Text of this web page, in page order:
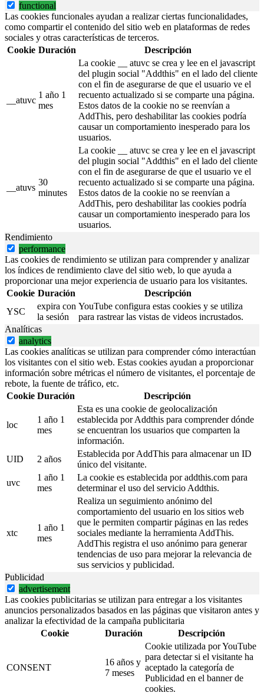
functional
Las cookies funcionales ayudan a realizar ciertas funcionalidades,
como compartir el contenido del sitio web en plataformas de redes
sociales y otras características de terceros.
Cookie Duración Descripción
__atuvc
1 año 1
mes
La cookie __ atuvc se crea y lee en el javascript
del plugin social "Addthis" en el lado del cliente
con el fin de asegurarse de que el usuario ve el
recuento actualizado si se comparte una página.
Estos datos de la cookie no se reenvían a
AddThis, pero deshabilitar las cookies podría
causar un comportamiento inesperado para los
usuarios.
__atuvs
30
minutes
La cookie __ atuvc se crea y lee en el javascript
del plugin social "Addthis" en el lado del cliente
con el fin de asegurarse de que el usuario ve el
recuento actualizado si se comparte una página.
Estos datos de la cookie no se reenvían a
AddThis, pero deshabilitar las cookies podría
causar un comportamiento inesperado para los
usuarios.
Rendimiento
performance
Las cookies de rendimiento se utilizan para comprender y analizar
los índices de rendimiento clave del sitio web, lo que ayuda a
proporcionar una mejor experiencia de usuario para los visitantes.
Cookie Duración
Descripción
YSC
expira con
la sesión
YouTube configura estas cookies y se utiliza
para rastrear las vistas de videos incrustados.
Analíticas
analytics
Las cookies analíticas se utilizan para comprender cómo interactúan
los visitantes con el sitio web. Estas cookies ayudan a proporcionar
información sobre métricas el número de visitantes, el porcentaje de
rebote, la fuente de tráfico, etc.
Cookie Duración Descripción
loc
1 año 1
mes
Esta es una cookie de geolocalización
establecida por Addthis para comprender dónde
se encuentran los usuarios que comparten la
información.
UID
2 años
Establecida por AddThis para almacenar un ID
único del visitante.
uvc
1 año 1
mes
La cookie es establecida por addthis.com para
determinar el uso del servicio Addthis.
xtc
1 año 1
mes
Realiza un seguimiento anónimo del
comportamiento del usuario en los sitios web
que le permiten compartir páginas en las redes
sociales mediante la herramienta AddThis.
AddThis registra el uso anónimo para generar
tendencias de uso para mejorar la relevancia de
sus servicios y publicidad.
Publicidad
advertisement
Las cookies publicitarias se utilizan para entregar a los visitantes
anuncios personalizados basados en las páginas que visitaron antes y
analizar la efectividad de la campaña publicitaria
Cookie
Duración Descripción
CONSENT
16 años y
7 meses
Cookie utilizada por YouTube
para detectar si el visitante ha
aceptado la categoría de
Publicidad en el banner de
cookies.